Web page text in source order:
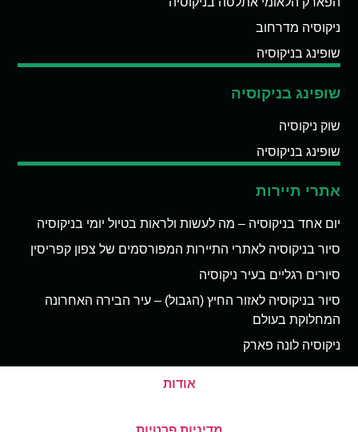
ניקוסיה מדרחוב
שופינג בניקוסיה
שופינג בניקוסיה
שוק ניקוסיה
שופינג בניקוסיה
אתרי תיירות
יום אחד בניקוסיה – מה לעשות ולראות בטיול יומי בניקוסיה
סיור בניקוסיה לאתרי התיירות המפורסמים של צפון קפריסין
סיורים רגליים בעיר ניקוסיה
סיור בניקוסיה לאזור החיץ (הגבול) – עיר הבירה האחרונה
המחלוקת בעולם
ניקוסיה לונה פארק
אודות